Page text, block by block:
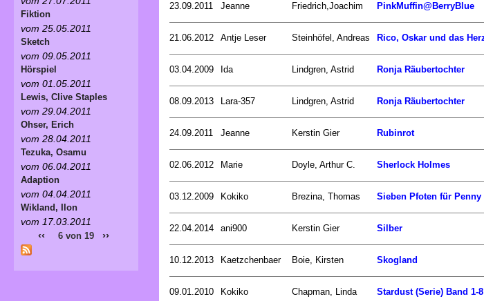
23.09.2011 Jeanne Friedrich,Joachim PinkMuffin@BerryBlue
21.06.2012 Antje Leser Steinhöfel, Andreas Rico, Oskar und das
03.04.2009 Ida Lindgren, Astrid Ronja Räubertochter
08.09.2013 Lara-357 Lindgren, Astrid Ronja Räubertochter
24.09.2011 Jeanne Kerstin Gier Rubinrot
02.06.2012 Marie Doyle, Arthur C. Sherlock Holmes
03.12.2009 Kokiko Brezina, Thomas Sieben Pfoten für Penny
22.04.2014 ani900 Kerstin Gier Silber
10.12.2013 Kaetzchenbaer Boie, Kirsten Skogland
09.01.2010 Kokiko Chapman, Linda Stardust (Serie) Band 1-8
Fiktion
vom 25.05.2011
Sketch
vom 09.05.2011
Hörspiel
vom 01.05.2011
Lewis, Clive Staples
vom 29.04.2011
Ohser, Erich
vom 28.04.2011
Tezuka, Osamu
vom 06.04.2011
Adaption
vom 04.04.2011
Wikland, Ilon
vom 17.03.2011
‹‹ 6 von 19 ››